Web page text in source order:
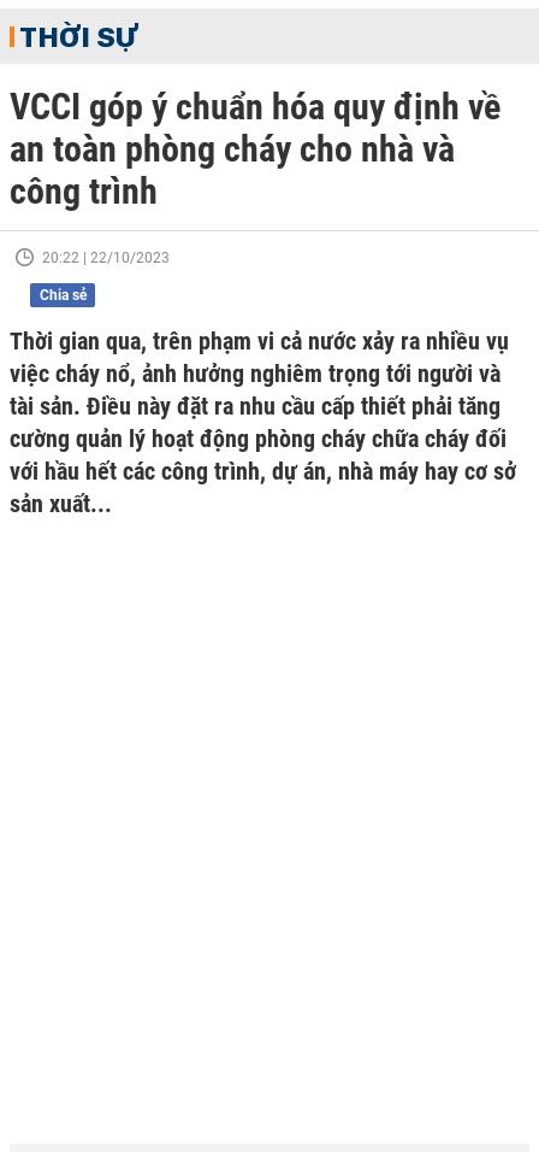
THỜI SỰ
VCCI góp ý chuẩn hóa quy định về
an toàn phòng cháy cho nhà và
công trình
20:22 | 22/10/2023
Chia sẻ
Thời gian qua, trên phạm vi cả nước xảy ra nhiều vụ
việc cháy nổ, ảnh hưởng nghiêm trọng tới người và
tài sản. Điều này đặt ra nhu cầu cấp thiết phải tăng
cường quản lý hoạt động phòng cháy chữa cháy đối
với hầu hết các công trình, dự án, nhà máy hay cơ sở
sản xuất...